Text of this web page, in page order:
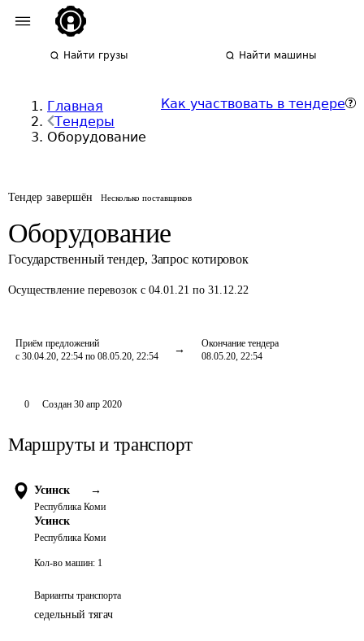
Найти грузы Найти машины
Главная
Тендеры
Оборудование
Как участвовать в тендере
Тендер завершён Несколько поставщиков
Оборудование
Государственный тендер, Запрос котировок
Осуществление перевозок с 04.01.21 по 31.12.22
Приём предложений
с 30.04.20, 22:54 по 08.05.20, 22:54
Окончание тендера
08.05.20, 22:54
0 Создан 30 апр 2020
Маршруты и транспорт
Усинск →
Республика Коми
Усинск
Республика Коми
Кол-во машин: 1
Варианты транспорта
седельный тягач